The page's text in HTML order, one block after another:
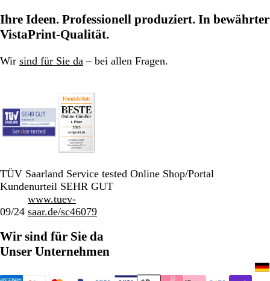
Ihre Ideen. Professionell produziert. In bewährter
VistaPrint-Qualität.
Wir sind für Sie da – bei allen Fragen.
TÜV Saarland Service tested Online Shop/Portal
Kundenurteil SEHR GUT
09/24
www.tuev-
saar.de/sc46079
Wir sind für Sie da
Unser Unternehmen